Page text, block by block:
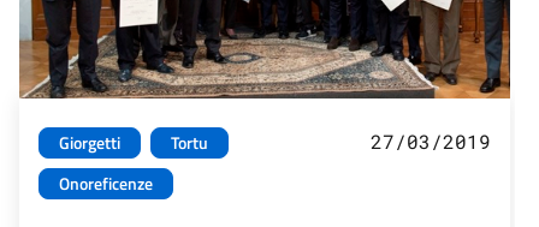
Giorgetti
Tortu
Onoreficenze
27/03/2019